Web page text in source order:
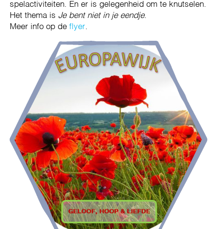
spelactiviteiten. En er is gelegenheid om te knutselen.
Het thema is Je bent niet in je eendje.
Meer info op de flyer.